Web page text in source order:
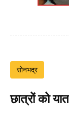
सोनभद्र
छात्रों को